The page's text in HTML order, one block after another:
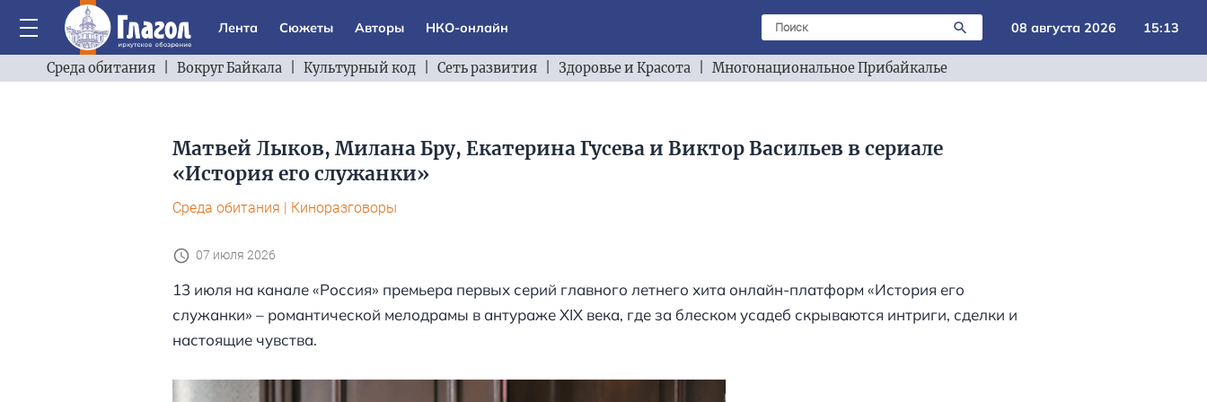
Лента Сюжеты Авторы НКО-онлайн 08 августа 2026 15:13
Среда обитания Вокруг Байкала Культурный код Сеть развития Здоровье и Красота Многонациональное Прибайкалье
Матвей Лыков, Милана Бру, Екатерина Гусева и Виктор Васильев в сериале
«История его служанки»
Среда обитания | Киноразговоры
07 июля 2026
13 июля на канале «Россия» премьера первых серий главного летнего хита онлайн-платформ «История его
служанки» – романтической мелодрамы в антураже XIX века, где за блеском усадеб скрываются интриги, сделки и
настоящие чувства.